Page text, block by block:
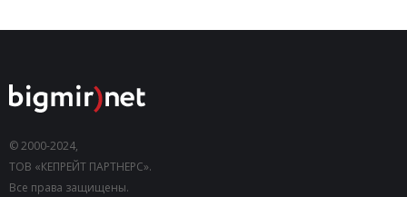
© 2000-2024,
ТОВ «КЕПРЕЙТ ПАРТНЕРС».
Все права защищены.